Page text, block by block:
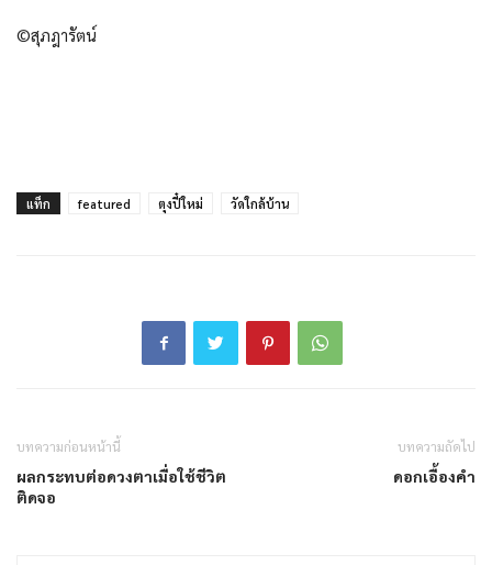
©สุภฎารัตน์
แท็ก featured ตุงปี๋ใหม่ วัดใกล้บ้าน
บทความก่อนหน้านี้
ผลกระทบต่อดวงตาเมื่อใช้ชีวิต
ติดจอ
บทความถัดไป
ดอกเอื้องคำ